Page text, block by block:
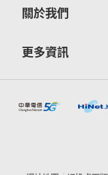
關於我們
更多資訊